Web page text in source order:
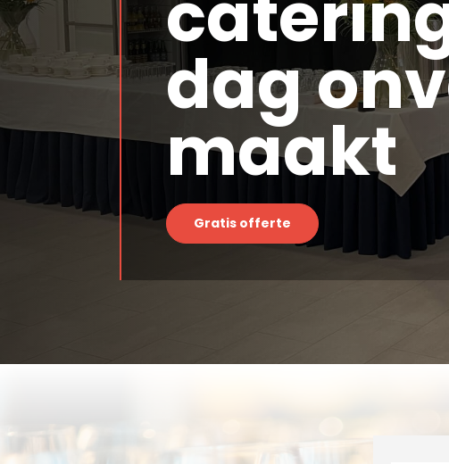
dag
maakt
Gratis offerte